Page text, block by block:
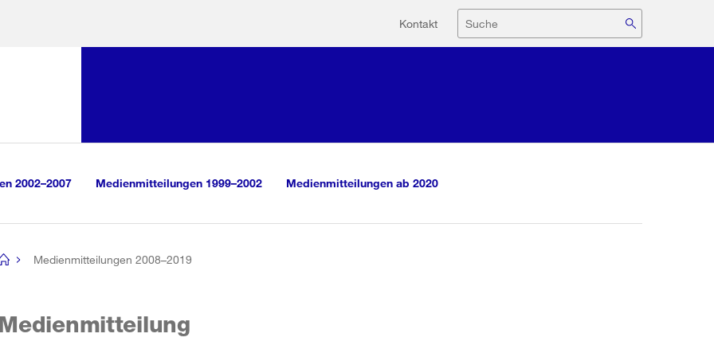
Hilfsnavigation
Kontakt Suche
2002–2007 Medienmitteilungen 1999–2002 Medienmitteilungen ab 2020
Medienmitteilungen 2008–2019